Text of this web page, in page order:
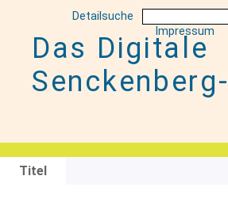
Detailsuche
Impressum
Das Digitale
Titel